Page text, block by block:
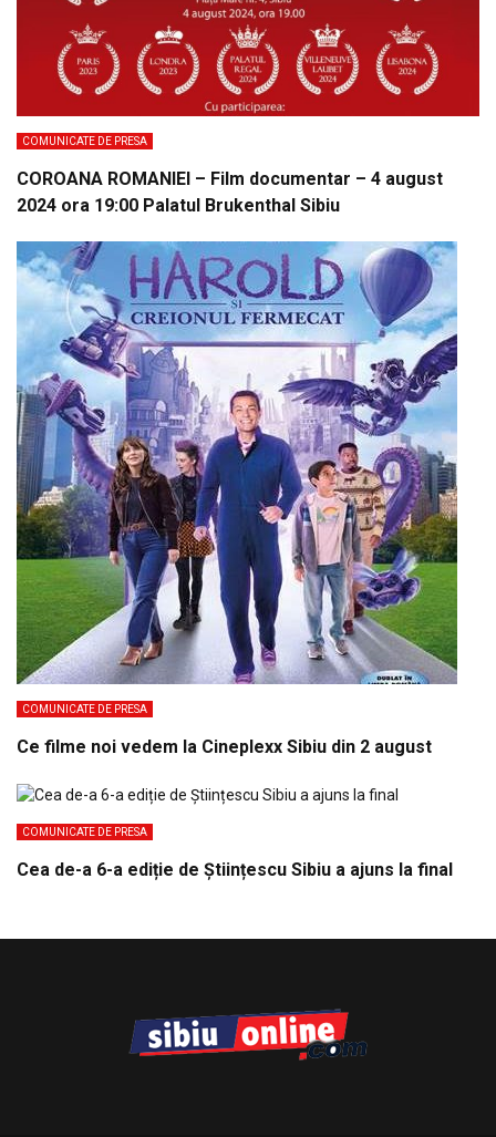
COMUNICATE DE PRESA
COROANA ROMANIEI – Film documentar – 4 august
2024 ora 19:00 Palatul Brukenthal Sibiu
COMUNICATE DE PRESA
Ce filme noi vedem la Cineplexx Sibiu din 2 august
COMUNICATE DE PRESA
Cea de-a 6-a ediție de Științescu Sibiu a ajuns la final